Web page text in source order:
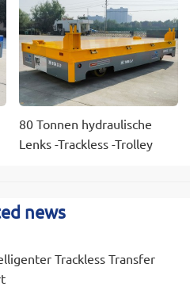
80 Tonnen hydraulische
Lenks -Trackless -Trolley
news
Trackless Transfer